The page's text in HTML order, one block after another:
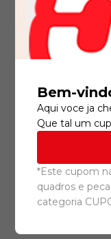
FREEHUB XDR -
Bem-
Aqui voce ja
Que tal um
*Este cupom
quadros e
categoria